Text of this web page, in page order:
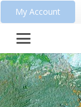
My Account